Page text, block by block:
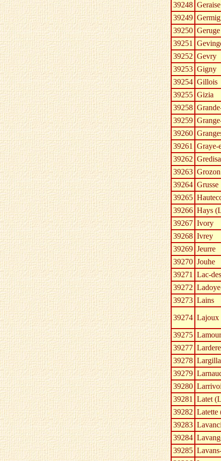
39248 Geraise
39249
39250 Geruge
39251
39252 Gevry
39253 Gigny
39254 Gillois
39255 Gizia
39258
39259
39260
39261 Graye-
39262
39263 Grozon
39264 Grusse
39265
39266 Hays
39267 Ivory
39268 Ivrey
39269 Jeurre
39270 Jouhe
39271 Lac-
39272
39273 Lains
39274 Lajoux
39275
39277
39278
39279
39280
39281 Latet
39282 Latette
39283
39284
39285